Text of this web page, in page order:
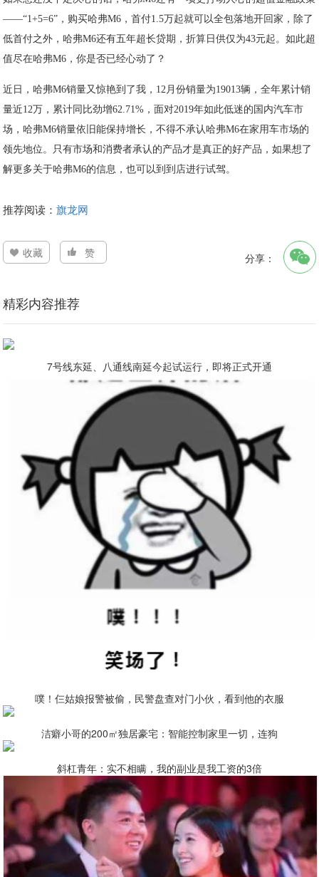
——“1+5=6”，购买哈弗M6，首付1.5万起就可以全包落地开回家，除了
低首付之外，哈弗M6还有五年超长贷期，折算日供仅为43元起。如此超
值尽在哈弗M6，你是否已经心动了？
近日，哈弗M6销量又惊艳到了我，12月份销量为19013辆，全年累计销
量近12万，累计同比劲增62.71%，面对2019年如此低迷的国内汽车市
场，哈弗M6销量依旧能保持增长，不得不承认哈弗M6在家用车市场的
领先地位。只有市场和消费者承认的产品才是真正的好产品，如果想了
解更多关于哈弗M6的信息，也可以到到店进行试驾。
推荐阅读：旗龙网
收藏 赞 分享：
精彩内容推荐
7号线东延、八通线南延今起试运行，即将正式开通
噗！仨姑娘报警被偷，民警盘查对门小伙，看到他的衣服
洁癖小哥的200㎡独居豪宅：智能控制家里一切，连狗
斜杠青年：实不相瞒，我的副业是我工资的3倍